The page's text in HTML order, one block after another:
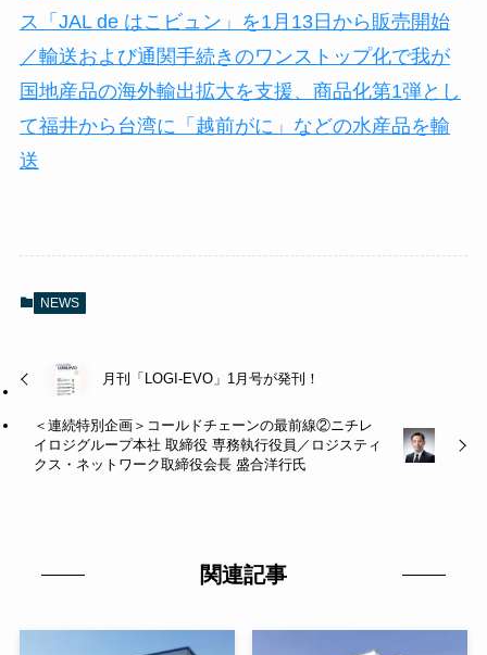
ス「JAL de はこビュン」を1月13日から販売開始
／輸送および通関手続きのワンストップ化で我が
国地産品の海外輸出拡大を支援、商品化第1弾とし
て福井から台湾に「越前がに」などの水産品を輸
送
NEWS
月刊「LOGI-EVO」1月号が発刊！
＜連続特別企画＞コールドチェーンの最前線②ニチレ
イロジグループ本社 取締役 専務執行役員／ロジスティ
クス・ネットワーク取締役会長 盛合洋行氏
関連記事